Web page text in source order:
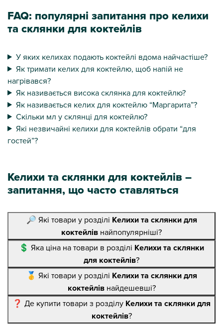
FAQ: популярні запитання про келихи
та склянки для коктейлів
У яких келихах подають коктейлі вдома найчастіше?
Як тримати келих для коктейлю, щоб напій не
нагрівався?
Як називається висока склянка для коктейлю?
Як називається келих для коктейлю “Маргарита”?
Скільки мл у склянці для коктейлю?
Які незвичайні келихи для коктейлів обрати “для
гостей”?
Келихи та склянки для коктейлів –
запитання, що часто ставляться
🔎 Які товари у розділі Келихи та склянки для
коктейлів найпопулярніші?
💲 Яка ціна на товари в розділі Келихи та склянки
для коктейлів?
🥇 Які товари у розділі Келихи та склянки для
коктейлівнайдешевші?
❓ Де купити товари з розділу Келихи та склянки для
коктейлів?